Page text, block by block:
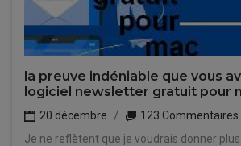
la preuve indéniable que vous
logiciel newsletter gratuit pour
20 décembre
123 Commentaires
Je ne reflètent que je voudrais donner